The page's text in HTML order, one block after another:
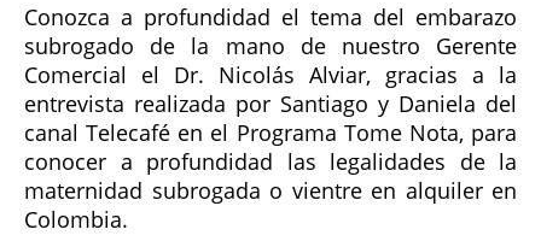
Conozca a profundidad el tema del embarazo
subrogado de la mano de nuestro Gerente
Comercial el Dr. Nicolás Alviar, gracias a la
entrevista realizada por Santiago y Daniela del
canal Telecafé en el Programa Tome Nota, para
conocer a profundidad las legalidades de la
maternidad subrogada o vientre en alquiler en
Colombia.